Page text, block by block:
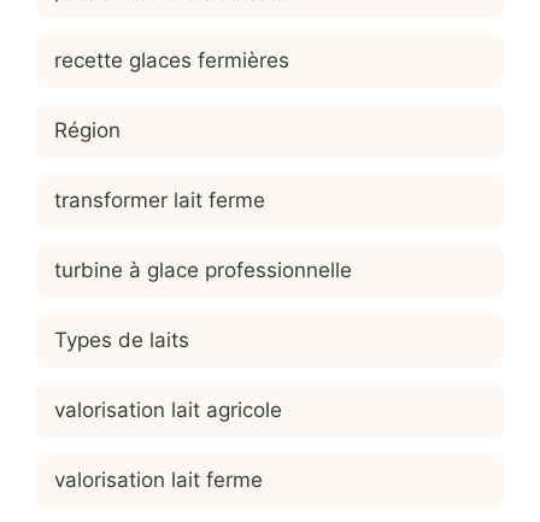
recette glaces fermières
Région
transformer lait ferme
turbine à glace professionnelle
Types de laits
valorisation lait agricole
valorisation lait ferme